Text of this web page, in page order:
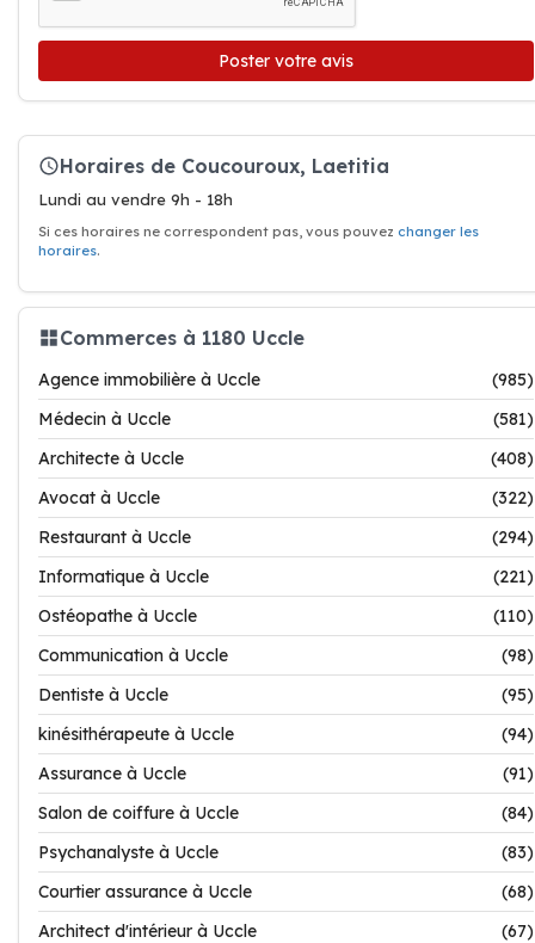
Poster votre avis
Horaires de Coucouroux, Laetitia
Lundi au vendre 9h - 18h
Si ces horaires ne correspondent pas, vous pouvez changer les
horaires.
Commerces à 1180 Uccle
Agence immobilière à Uccle
(985)
Médecin à Uccle
(581)
Architecte à Uccle
(408)
Avocat à Uccle
(322)
Restaurant à Uccle
(294)
Informatique à Uccle
(221)
Ostéopathe à Uccle
(110)
Communication à Uccle
(98)
Dentiste à Uccle
(95)
kinésithérapeute à Uccle
(94)
Assurance à Uccle
(91)
Salon de coiffure à Uccle
(84)
Psychanalyste à Uccle
(83)
Courtier assurance à Uccle
(68)
Architect d'intérieur à Uccle
(67)